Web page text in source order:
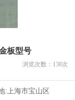
板型号
浏览次数： 138次
: 上海市宝山区